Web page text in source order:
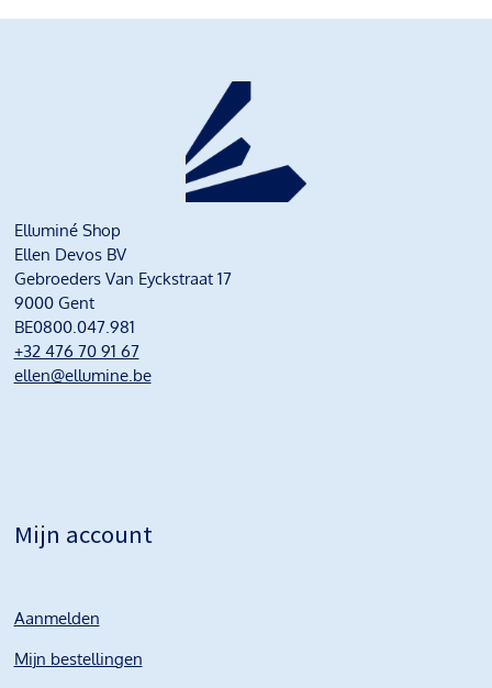
Elluminé Shop
Ellen Devos BV
Gebroeders Van Eyckstraat 17
9000 Gent
BE0800.047.981
+32 476 70 91 67
ellen@ellumine.be
Mijn account
Aanmelden
Mijn bestellingen